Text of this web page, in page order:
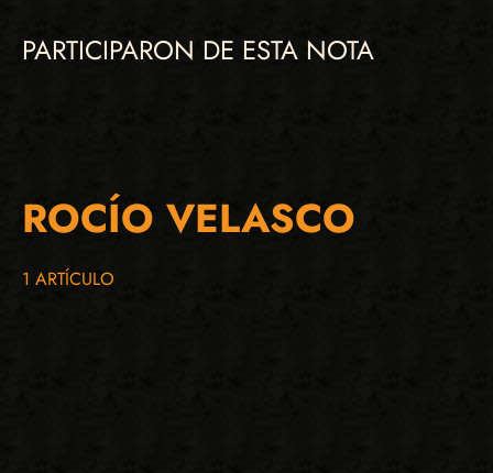
PARTICIPARON DE ESTA NOTA
ROCÍO VELASCO
1 ARTÍCULO